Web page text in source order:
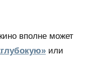
вполне может
или